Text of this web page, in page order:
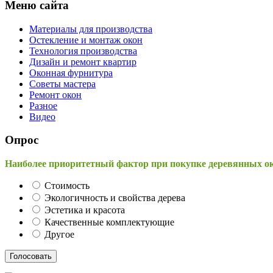
Меню сайта
Материалы для производства
Остекление и монтаж окон
Технология производства
Дизайн и ремонт квартир
Оконная фурнитура
Советы мастера
Ремонт окон
Разное
Видео
Опрос
Наиболее приоритетный фактор при покупке деревянных
Стоимость
Экологичность и свойства дерева
Эстетика и красота
Качественные комплектующие
Другое